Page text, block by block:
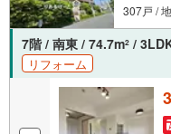
307戸 /
7階 / 南東 / 74.7m2 /
リフォーム